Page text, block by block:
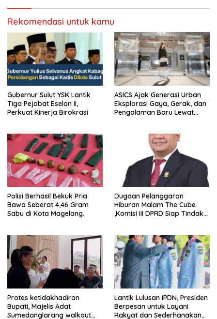
Rekomendasi untuk kamu
Gubernur Sulut YSK Lantik
Tiga Pejabat Eselon II,
Perkuat Kinerja Birokrasi
ASICS Ajak Generasi Urban
Eksplorasi Gaya, Gerak, dan
Pengalaman Baru Lewat
Polisi Berhasil Bekuk Pria
Bawa Seberat 4,46 Gram
Sabu di Kota Magelang.
Dugaan Pelanggaran
Hiburan Malam The Cube
,Komisi III DPRD Siap Tindak
Protes ketidakhadiran
Bupati, Majelis Adat
Sumedanglarang walkout
Lantik Lulusan IPDN, Presiden
Berpesan untuk Layani
Rakyat dan Sederhanakan